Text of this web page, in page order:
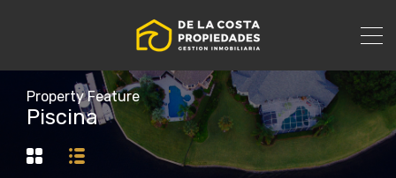
Property Feature
Piscina